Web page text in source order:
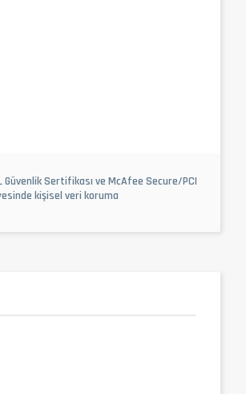
Güvenlik Sertifikası ve McAfee Secure/PCI
kişisel veri koruma